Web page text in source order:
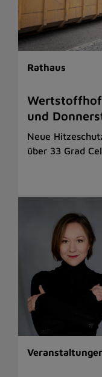
Rathaus
und
Neue
über 33 Grad